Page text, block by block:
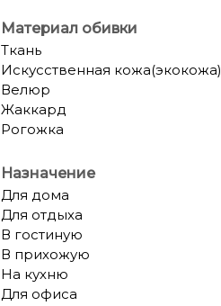
Материал обивки
Ткань
Искусственная кожа(экокожа)
Велюр
Жаккард
Рогожка
Назначение
Для дома
Для отдыха
В гостиную
В прихожую
На кухню
Для офиса